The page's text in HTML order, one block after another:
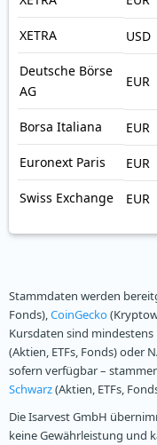
XETRA USD
Deutsche Börse
AG
EUR
Borsa Italiana EUR
Euronext Paris EUR
Swiss Exchange EUR
Stammdaten werden
Fonds),CoinGecko
Kursdaten sind
(Aktien, ETFs, Fonds) oder
sofern verfügbar –
Schwarz(Aktien, ETFs,
Die Isarvest GmbH
keine Gewährleistung und